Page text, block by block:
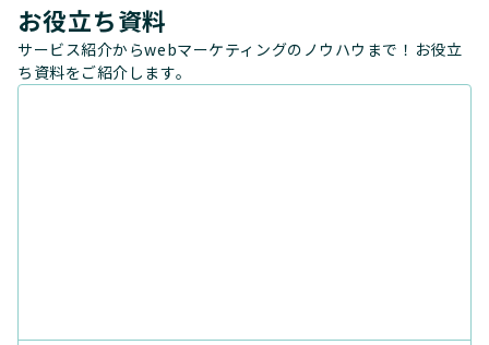
お役立ち資料
サービス紹介からwebマーケティングのノウハウまで！お役立
ち資料をご紹介します。